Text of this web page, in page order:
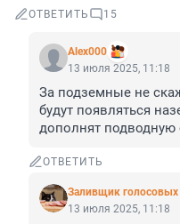
ОТВЕТИТЬ 15
Alex000
13 июля 2025, 11:18
За подземные не
будут появляться
дополнят подводную
ОТВЕТИТЬ
Заливщик
13 июля 2025, 11:18